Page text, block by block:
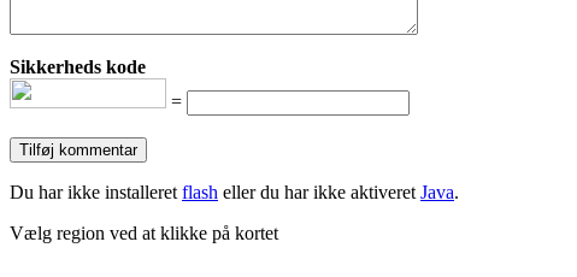
Sikkerheds kode
=
Du har ikke installeret flash eller du har ikke aktiveret Java.
Vælg region ved at klikke på kortet